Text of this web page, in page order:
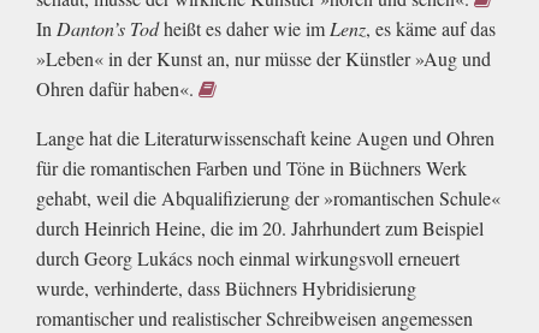
In Danton’s Todheißt es daher wie im Lenz, es käme auf das
»Leben« in der Kunst an, nur müsse der Künstler »Aug und
Ohren dafür haben«.
Lange hat die Literaturwissenschaft keine Augen und Ohren
für die romantischen Farben und Töne in Büchners Werk
gehabt, weil die Abqualifizierung der »romantischen Schule«
durch Heinrich Heine, die im 20. Jahrhundert zum Beispiel
durch Georg Lukács noch einmal wirkungsvoll erneuert
wurde, verhinderte, dass Büchners Hybridisierung
romantischer und realistischer Schreibweisen angemessen